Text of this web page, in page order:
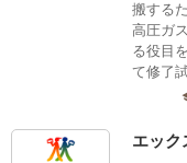
搬する
高圧ガ
る役目
て修了
エック